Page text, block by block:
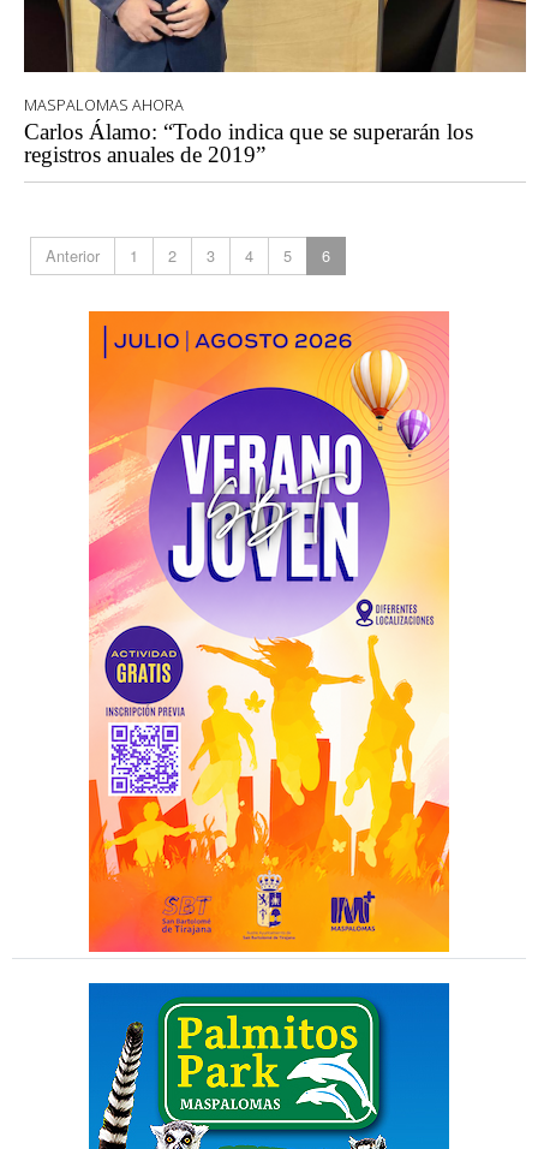
MASPALOMAS AHORA
Carlos Álamo: “Todo indica que se superarán los
registros anuales de 2019”
Anterior 1 2 3 4 5 6